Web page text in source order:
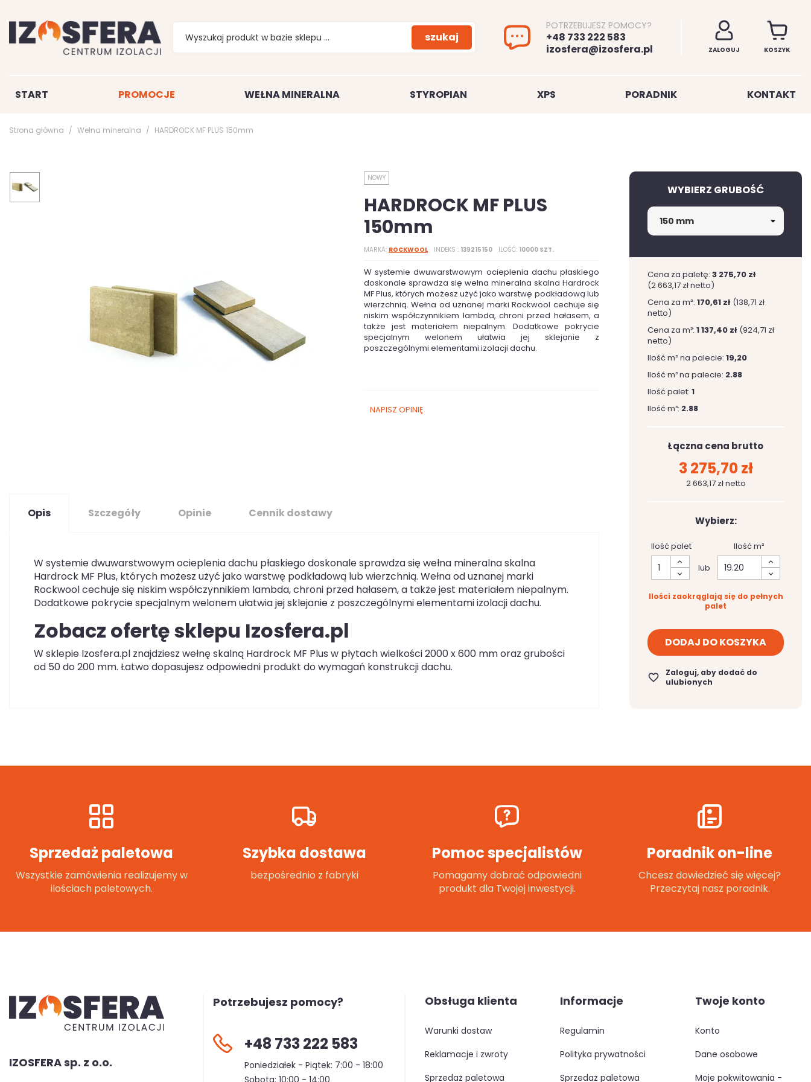
szukaj
POTRZEBUJESZ POMOCY?
+48 733 222 583
izosfera@izosfera.pl
ZALOGUJ KOSZYK
START PROMOCJE WEŁNA MINERALNA STYROPIAN XPS PORADNIK KONTAKT
Strona główna Wełna mineralna HARDROCK MF PLUS 150mm
NOWY
HARDROCK MF PLUS
150mm
MARKA ROCKWOOL INDEKS 139215150 ILOŚĆ 10000 SZT.
W systemie dwuwarstwowym ocieplenia dachu płaskiego
doskonale sprawdza się wełna mineralna skalna Hardrock
MF Plus, których możesz użyć jako warstwę podkładową lub
wierzchnią. Wełna od uznanej marki Rockwool cechuje się
niskim współczynnikiem lambda, chroni przed hałasem, a
także jest materiałem niepalnym. Dodatkowe pokrycie
specjalnym welonem ułatwia jej sklejanie z
poszczególnymi elementami izolacji dachu.
NAPISZ OPINIĘ
Opis Szczegóły Opinie Cennik dostawy
W systemie dwuwarstwowym ocieplenia dachu płaskiego doskonale sprawdza się wełna mineralna skalna
Hardrock MF Plus, których możesz użyć jako warstwę podkładową lub wierzchnią. Wełna od uznanej marki
Rockwool cechuje się niskim współczynnikiem lambda, chroni przed hałasem, a także jest materiałem niepalnym.
Dodatkowe pokrycie specjalnym welonem ułatwia jej sklejanie z poszczególnymi elementami izolacji dachu.
Zobacz ofertę sklepu Izosfera.pl
W sklepie Izosfera.pl znajdziesz wełnę skalną Hardrock MF Plus w płytach wielkości 2000 x 600 mm oraz grubości
od 50 do 200 mm. Łatwo dopasujesz odpowiedni produkt do wymagań konstrukcji dachu.
WYBIERZ GRUBOŚĆ
Cena za paletę: 3 275,70 zł
(2 663,17 zł netto)
Cena za m²: 170,61 zł (138,71 zł
netto)
Cena za m³: 1 137,40 zł (924,71 zł
netto)
Ilość m² na palecie: 19,20
Ilość m³ na palecie: 2.88
Ilość palet: 1
Ilość m³: 2.88
Łączna cena brutto
3 275,70 zł
2 663,17 zł netto
Wybierz:
Ilość palet
lub
Ilość m²
Ilości zaokrąglają się do pełnych
palet
DODAJ DO KOSZYKA
favorite_border
Zaloguj, aby dodać do
ulubionych
Sprzedaż paletowa
Wszystkie zamówienia realizujemy w
ilościach paletowych.
Szybka dostawa
bezpośrednio z fabryki
Pomoc specjalistów
Pomagamy dobrać odpowiedni
produkt dla Twojej inwestycji.
Poradnik on-line
Chcesz dowiedzieć się więcej?
Przeczytaj nasz poradnik.
IZOSFERA sp. z o.o.
Potrzebujesz pomocy?
+48 733 222 583
Poniedziałek - Piątek: 7:00 - 18:00
Sobota: 10:00 - 14:00
Obsługa klienta
warunki dostaw
reklamacje i zwroty
sprzedaż paletowa
Informacje
regulamin
polityka prywatności
sprzedaż paletowa
Twoje konto
konto
dane osobowe
moje pokwitowania -